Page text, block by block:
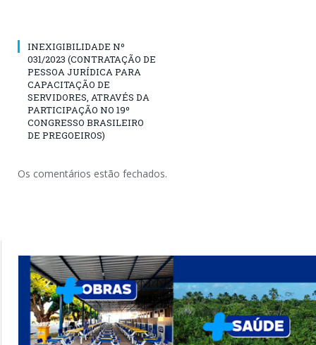
INEXIGIBILIDADE Nº
031/2023 (CONTRATAÇÃO DE
PESSOA JURÍDICA PARA
CAPACITAÇÃO DE
SERVIDORES, ATRAVÉS DA
PARTICIPAÇÃO NO 19º
CONGRESSO BRASILEIRO
DE PREGOEIROS)
Os comentários estão fechados.